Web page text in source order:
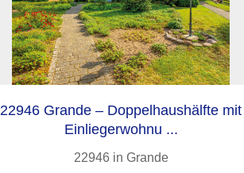
22946 Grande – Doppelhaushälfte mit
Einliegerwohnu ...
22946 in Grande